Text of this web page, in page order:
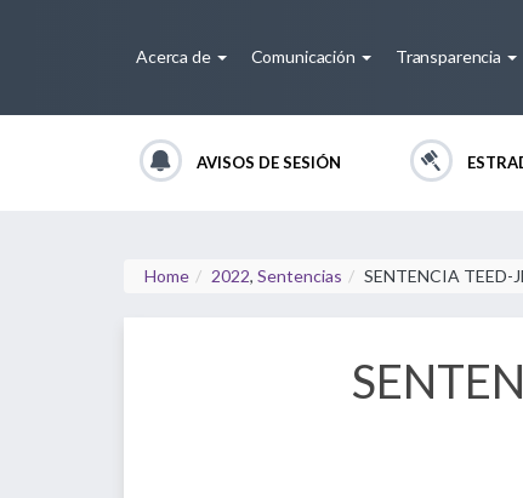
Acerca de Comunicación Transparencia
AVISOS DE SESIÓN
Home 2022, Sentencias SENTENCIA TEED-